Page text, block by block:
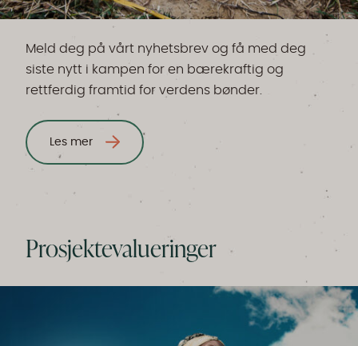
Meld deg på vårt nyhetsbrev og få med deg
siste nytt i kampen for en bærekraftig og
rettferdig framtid for verdens bønder.
Les mer
Prosjektevalueringer